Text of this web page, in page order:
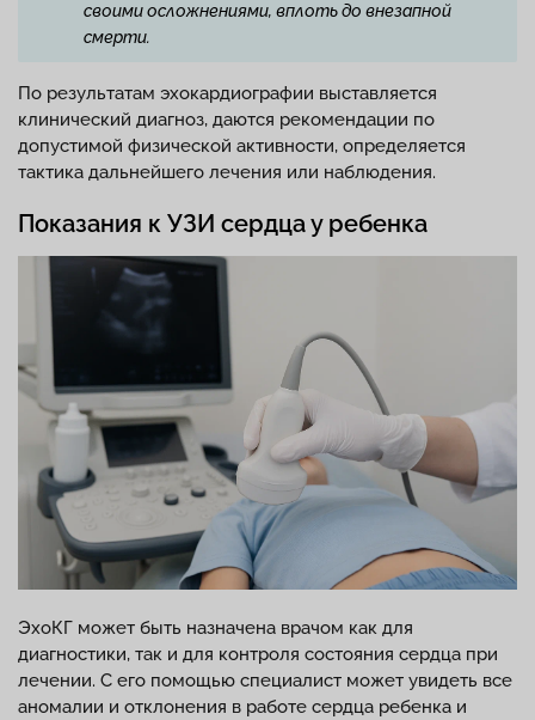
своими осложнениями, вплоть до внезапной
смерти.
По результатам эхокардиографии выставляется
клинический диагноз, даются рекомендации по
допустимой физической активности, определяется
тактика дальнейшего лечения или наблюдения.
Показания к УЗИ сердца у ребенка
ЭхоКГ может быть назначена врачом как для
диагностики, так и для контроля состояния сердца при
лечении. С его помощью специалист может увидеть все
аномалии и отклонения в работе сердца ребенка и